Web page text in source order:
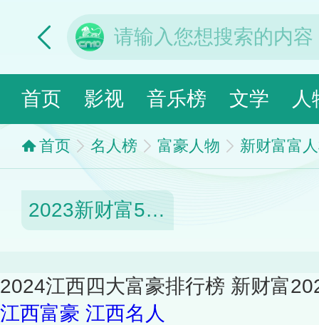
首页 影视 音乐榜 文学 人
首页 名人榜 富豪人物 新财富富
2023新财富500富人榜
2024江西四大富豪排行榜 新财富
江西富豪 江西名人